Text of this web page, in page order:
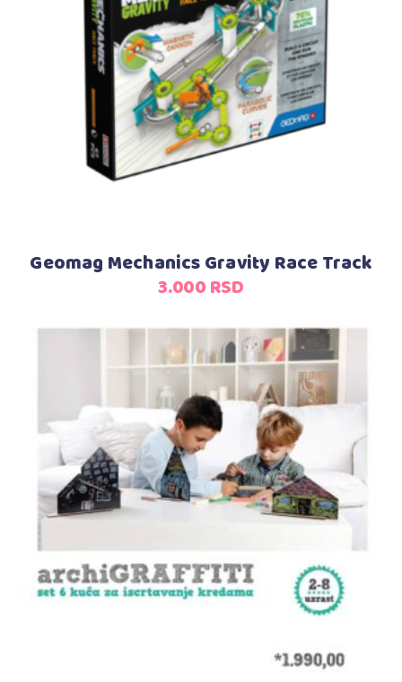
Dodaj u korpu
Geomag Mechanics Gravity Race Track
3.000RSD
Dodaj u korpu